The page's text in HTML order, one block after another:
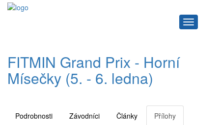
Navigace
FITMIN Grand Prix - Horní
Mísečky (5. - 6. ledna)
Podrobnosti Závodníci Články Přílohy